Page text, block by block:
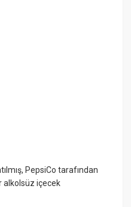
PepsiCo tarafından
alkolsüz içecek